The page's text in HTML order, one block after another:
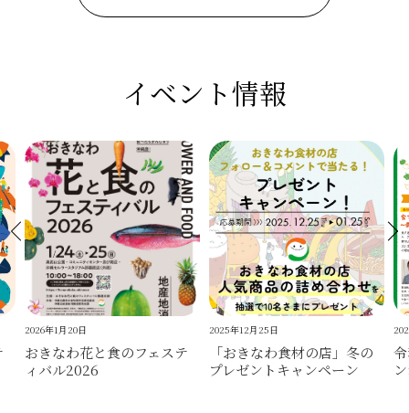
イベント情報
2026年1月20日
おきなわ花と食のフェステ
ィバル2026
2025年12月25日
「おきなわ食材の店」冬の
プレゼントキャンペーン